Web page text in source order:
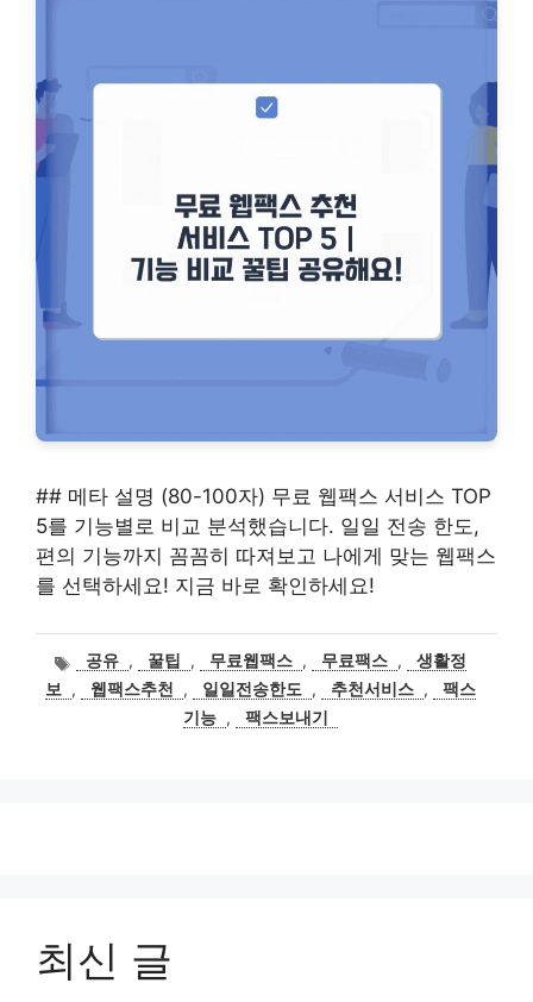
## 메타 설명 (80-100자) 무료 웹팩스 서비스 TOP
5를 기능별로 비교 분석했습니다. 일일 전송 한도,
편의 기능까지 꼼꼼히 따져보고 나에게 맞는 웹팩스
를 선택하세요! 지금 바로 확인하세요!
태
그
공유 , 꿀팁 , 무료웹팩스 , 무료팩스 ,
생활정
보
, 웹팩스추천 , 일일전송한도 , 추천서비스 ,
팩스
기능 , 팩스보내기
최신 글